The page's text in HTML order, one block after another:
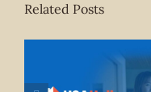
Related Posts